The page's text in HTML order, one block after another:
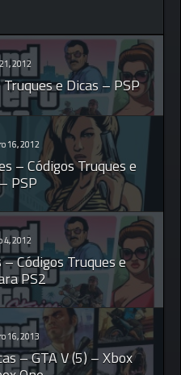
2012
e Dicas – PSP
16, 2012
– Códigos Truques e
PSP
4, 2012
Códigos Truques e
PS2
16, 2013
– GTA V (5) – Xbox